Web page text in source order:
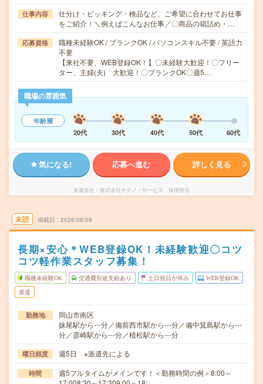
仕事内容
仕分け・ピッキング・検品など、ご希望に合わせてお仕事
をご紹介！＼例えばこんなお仕事／〇商品の箱詰め・…
応募資格
職種未経験OK / ブランクOK / パソコンスキル不要 / 英語力
不要
【来社不要、WEB登録OK！】〇未経験大歓迎！〇フリー
ター、主婦(夫) 大歓迎！〇ブランクOK〇週5…
職場の雰囲気
年齢層
20代
30代 40代 50代 60代
気になる! 応募へ進む 詳しく見る
派遣会社 株式会社テクノ・サービス 採用担当
未読 掲載日 2026/08/09
長期×安心＊WEB登録OK！未経験歓迎〇コツ
コツ軽作業スタッフ募集！
職種未経験OK 交通費別途支給あり 土日祝日が休み WEB登録OK
派遣
勤務地
岡山市南区
妹尾駅から---分／備前西市駅から---分／備中箕島駅から---
分／彦崎駅から---分／植松駅から---分
曜日頻度 週5日 ※派遣先による
時間
週5フルタイムがメインです！＜勤務時間の例＞8:00～